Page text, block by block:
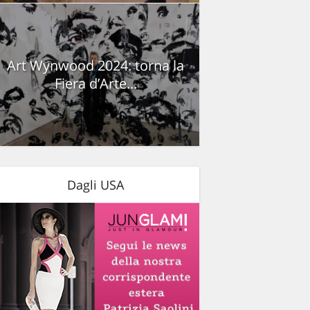
Art Wynwood 2024: torna la
Fiera d’Arte...
Dagli USA